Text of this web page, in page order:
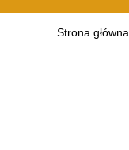
Strona główna